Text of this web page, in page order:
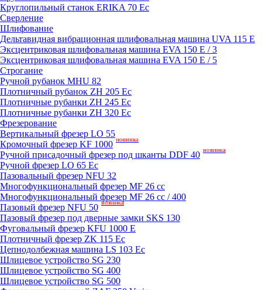
Круглопильный станок ERIKA 70 Ec
Сверление
Шлифование
Дельтавидная вибрационная шлифовальная машина UVA 115 E
Эксцентриковая шлифовальная машина EVA 150 E / 3
Эксцентриковая шлифовальная машина EVA 150 E / 5
Строгание
Ручной рубанок MHU 82
Плотничный рубанок ZH 205 Ec
Плотничные рубанки ZH 245 Ec
Плотничные рубанки ZH 320 Ec
Фрезерование
Вертикальный фрезер LO 55
Кромочный фрезер KF 1000 новинка
Ручной присадочный фрезер под шканты DDF 40 новинка
Ручной фрезер LO 65 Ec
Пазовальный фрезер NFU 32
Mногофункциональный фрезер MF 26 cc
Mногофункциональный фрезер MF 26 cc / 400
Пазовый фрезер NFU 50 новинка
Пазовый фрезер под дверные замки SKS 130
Фуговальный фрезер KFU 1000 E
Плотничный фрезер ZK 115 Ec
Цепнодолбежная машина LS 103 Ec
Шлицевое устройство SG 230
Шлицевое устройство SG 400
Шлицевое устройство SG 500